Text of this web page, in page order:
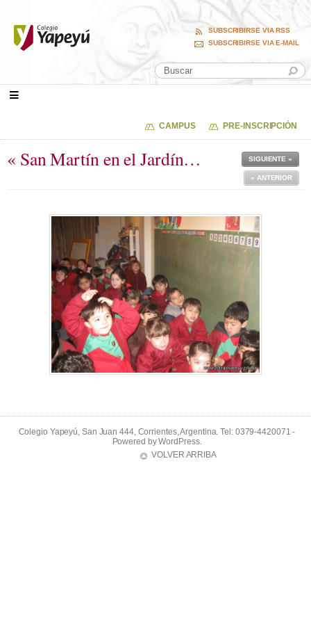
SUBSCRIBIRSE VIA RSS
SUBSCRIBIRSE VIA E-MAIL
CAMPUS PRE-INSCRIPCIÓN
« San Martín en el Jardín… SIGUIENTE »
« ANTERIOR
Colegio Yapeyú, San Juan 444, Corrientes, Argentina. Tel: 0379-4420071 -
Powered byWordPress.
VOLVER ARRIBA